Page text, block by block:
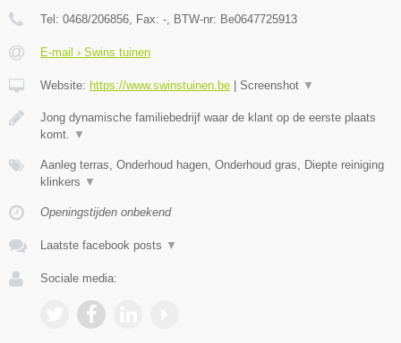
Tel: 0468/206856, Fax: -, BTW-nr: Be0647725913
E-mail › Swins tuinen
Website: https://www.swinstuinen.be Screenshot ▼
Jong dynamische familiebedrijf waar de klant op de eerste plaats
komt. ▼
Aanleg terras, Onderhoud hagen, Onderhoud gras, Diepte reiniging
klinkers ▼
Openingstijden onbekend
Laatste facebook posts ▼
Sociale media: